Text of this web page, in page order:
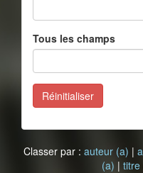
Tous les champs
Réinitialiser
Classer par : auteur (a) |
(a) | titre